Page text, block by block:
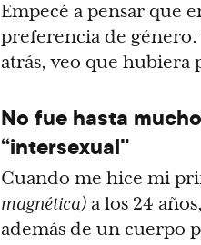
Empecé a pensar que
preferencia de
atrás, veo que
No fue hasta
“intersexual"
Cuando me hice mi
magnética) a los 24
además de un cuerpo